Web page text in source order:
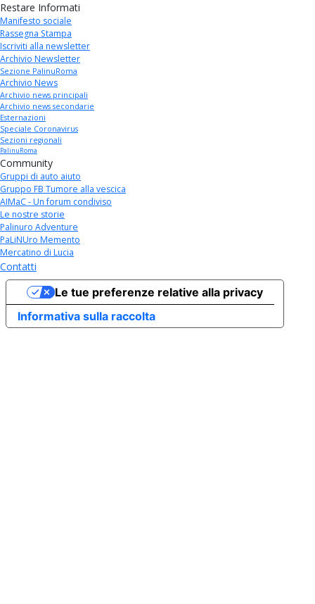
Restare Informati
Manifesto sociale
Rassegna Stampa
Iscriviti alla newsletter
Archivio Newsletter
Sezione PalinuRoma
Archivio News
Archivio news principali
Archivio news secondarie
Esternazioni
Speciale Coronavirus
Sezioni regionali
PalinuRoma
Community
Gruppi di auto aiuto
Gruppo FB Tumore alla vescica
AIMaC - Un forum condiviso
Le nostre storie
Palinuro Adventure
PaLiNUro Memento
Mercatino di Lucia
Contatti
Informativa sulla raccolta
Le tue preferenze relative alla privacy